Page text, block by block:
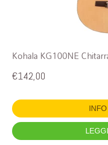
Kohala KG100NE
€142,00